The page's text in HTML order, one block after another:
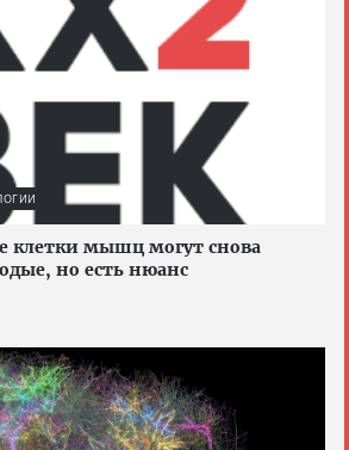
клетки мышц могут снова
но есть нюанс